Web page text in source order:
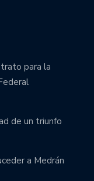
para la
de un triunfo
a Medrán